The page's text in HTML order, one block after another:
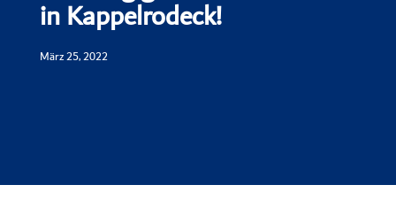
in Kappelrodeck!
März 25, 2022